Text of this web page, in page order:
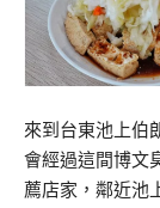
來到台東池上伯
會經過這間博文
薦店家，鄰近池